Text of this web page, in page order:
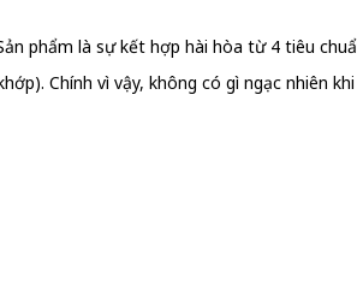
phẩm là sự kết hợp hài hòa từ 4 tiêu
Chính vì vậy, không có gì ngạc nhiên